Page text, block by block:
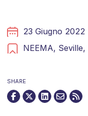
23 Giugno 2022
NEEMA, Seville,
SHARE